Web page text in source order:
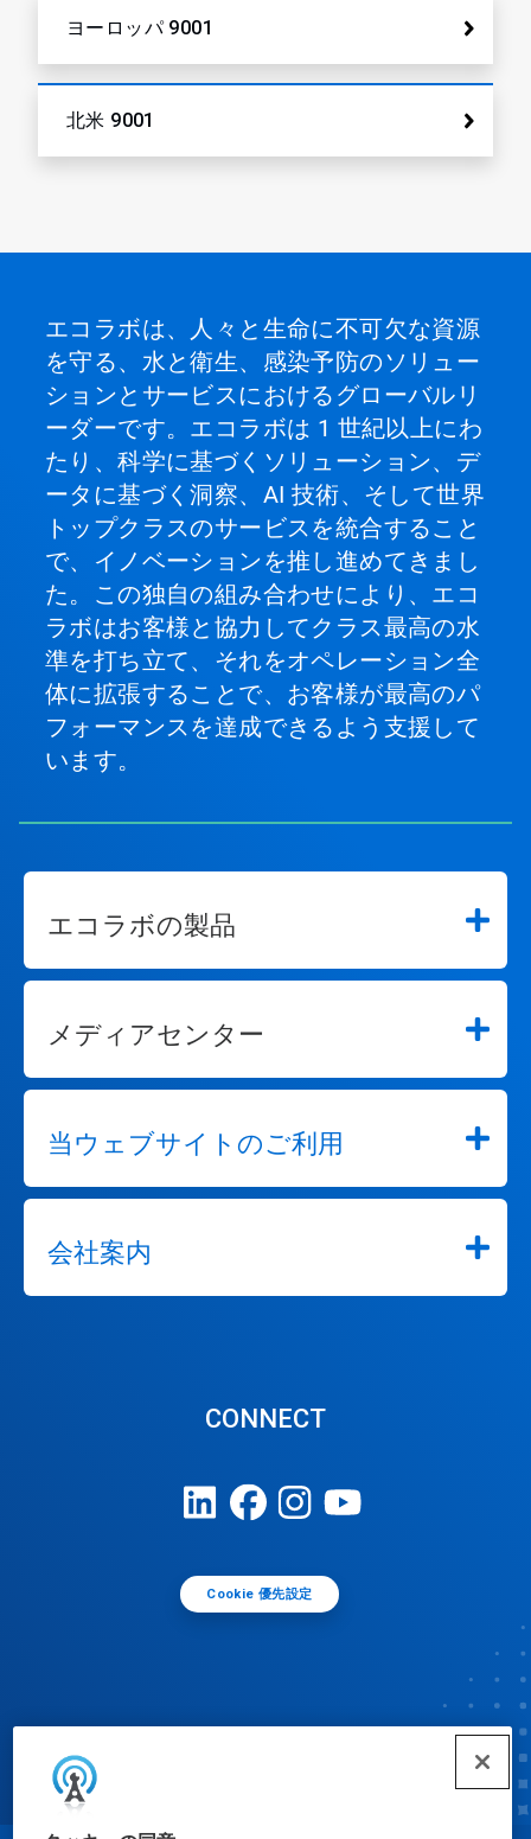
ヨーロッパ 9001
北米 9001
エコラボは、人々と生命に不可欠な資源
を守る、水と衛生、感染予防のソリュー
ションとサービスにおけるグローバルリ
ーダーです。エコラボは 1 世紀以上にわ
たり、科学に基づくソリューション、デ
ータに基づく洞察、AI 技術、そして世界
トップクラスのサービスを統合すること
で、イノベーションを推し進めてきまし
た。この独自の組み合わせにより、エコ
ラボはお客様と協力してクラス最高の水
準を打ち立て、それをオペレーション全
体に拡張することで、お客様が最高のパ
フォーマンスを達成できるよう支援して
います。
エコラボの製品
メディアセンター
当ウェブサイトのご利用
会社案内
CONNECT
Cookie 優先設定